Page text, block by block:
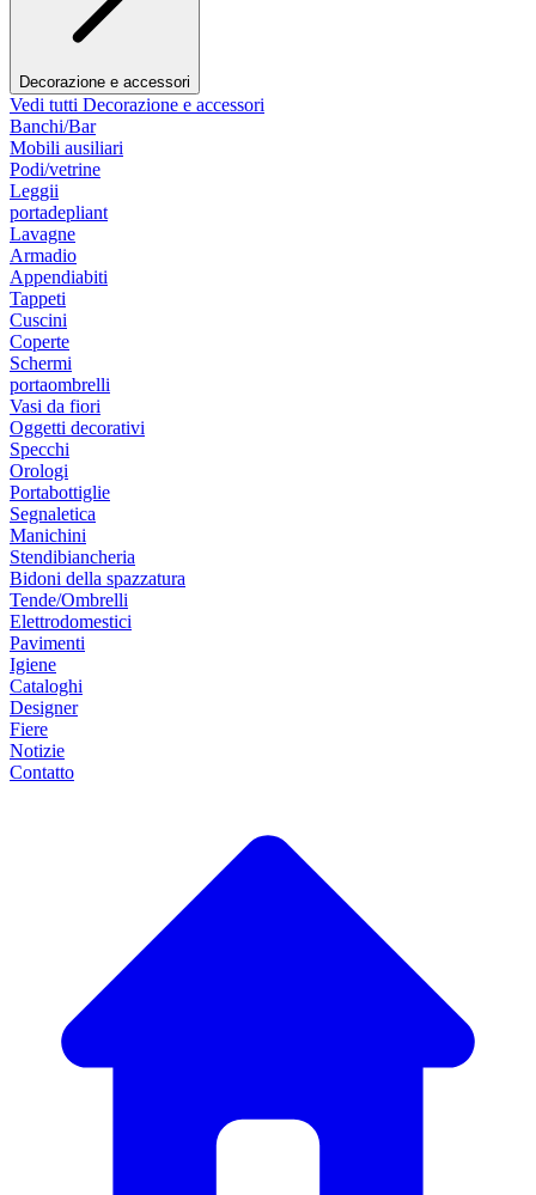
Decorazione e accessori
Vedi tutti Decorazione e accessori
Banchi/Bar
Mobili ausiliari
Podi/vetrine
Leggii
portadepliant
Lavagne
Armadio
Appendiabiti
Tappeti
Cuscini
Coperte
Schermi
portaombrelli
Vasi da fiori
Oggetti decorativi
Specchi
Orologi
Portabottiglie
Segnaletica
Manichini
Stendibiancheria
Bidoni della spazzatura
Tende/Ombrelli
Elettrodomestici
Pavimenti
Igiene
Cataloghi
Designer
Fiere
Notizie
Contatto